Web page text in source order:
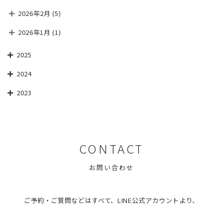
2026年2月 (5)
2026年1月 (1)
2025
2024
2023
CONTACT
お問い合わせ
ご予約・ご質問などはすべて、LINE公式アカウントより、